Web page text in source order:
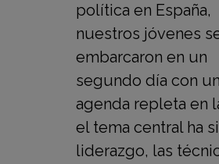
política en España,
nuestros jóvenes
embarcaron en un
segundo día con
agenda repleta en
el tema central ha
liderazgo, las